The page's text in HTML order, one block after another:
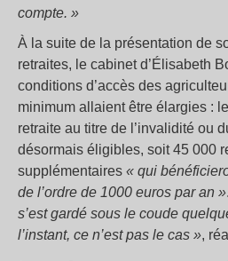
compte. »
À la suite de la présentation de
retraites, le cabinet d’Élisabeth
conditions d’accès des
minimum allaient être élargies :
retraite au titre de l’invalidité ou
désormais éligibles, soit 45 000
supplémentaires « qui
de l’ordre de 1000 euros par an ».
s’est gardé sous le coude
l’instant, ce n’est pas le cas »,